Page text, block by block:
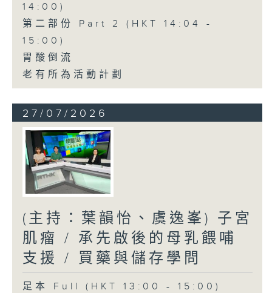
14:00)
第二部份 Part 2 (HKT 14:04 -
15:00)
胃酸倒流
老有所為活動計劃
27/07/2026
(主持：葉韻怡、虞逸峯) 子宮
肌瘤 / 承先啟後的母乳餵哺
支援 / 買藥與儲存學問
足本 Full (HKT 13:00 - 15:00)